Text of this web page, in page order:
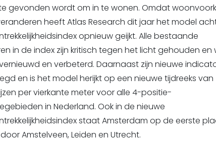
gevonden wordt om in te wonen. Omdat
heeft Atlas Research dit jaar het model
opnieuw geijkt. Alle bestaande
in de index zijn kritisch tegen het licht gehouden en
en verbeterd. Daarnaast zijn nieuwe
en is het model herijkt op een nieuwe tijdreeks van
per vierkante meter voor alle 4-positie-
in Nederland. Ook in de nieuwe
staat Amsterdam op de eerste
Amstelveen, Leiden en Utrecht.